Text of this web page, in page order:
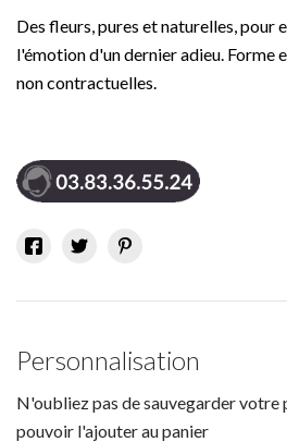
Des fleurs, pures et naturelles, pour
l'émotion d'un dernier adieu. Forme
non contractuelles.
Personnalisation
N'oubliez pas de sauvegarder votre
pouvoir l'ajouter au panier